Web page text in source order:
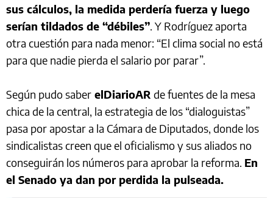
sus cálculos, la medida perdería fuerza y luego
serían tildados de “débiles”. Y Rodríguez aporta
otra cuestión para nada menor: “El clima social no está
para que nadie pierda el salario por parar”.
Según pudo saber elDiarioAR de fuentes de la mesa
chica de la central, la estrategia de los “dialoguistas”
pasa por apostar a la Cámara de Diputados, donde los
sindicalistas creen que el oficialismo y sus aliados no
conseguirán los números para aprobar la reforma. En
el Senado ya dan por perdida la pulseada.